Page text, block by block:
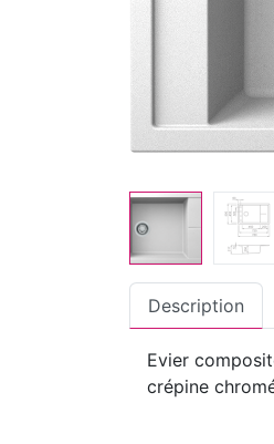
Description
Evier
crépine